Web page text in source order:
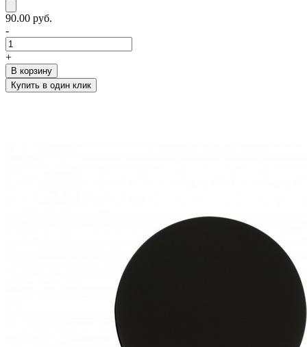
90.00 руб.
-
+
В корзину
Купить в один клик